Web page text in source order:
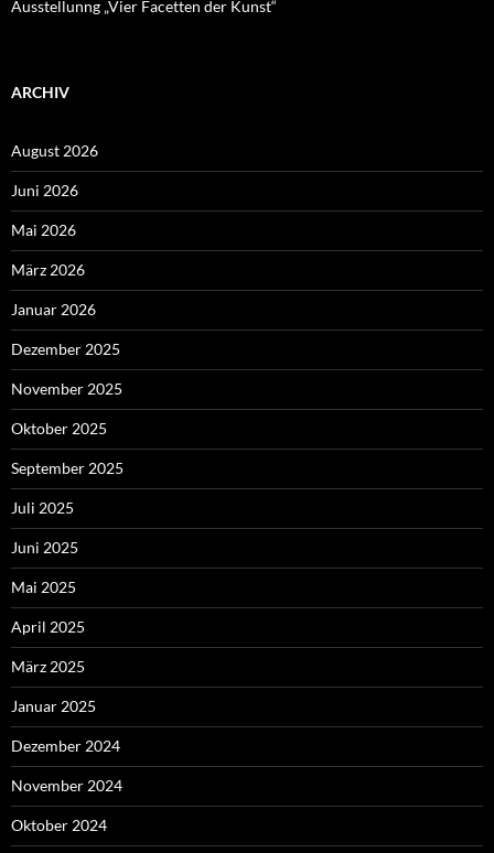
Ausstellunng „Vier Facetten der Kunst“
ARCHIV
August 2026
Juni 2026
Mai 2026
März 2026
Januar 2026
Dezember 2025
November 2025
Oktober 2025
September 2025
Juli 2025
Juni 2025
Mai 2025
April 2025
März 2025
Januar 2025
Dezember 2024
November 2024
Oktober 2024